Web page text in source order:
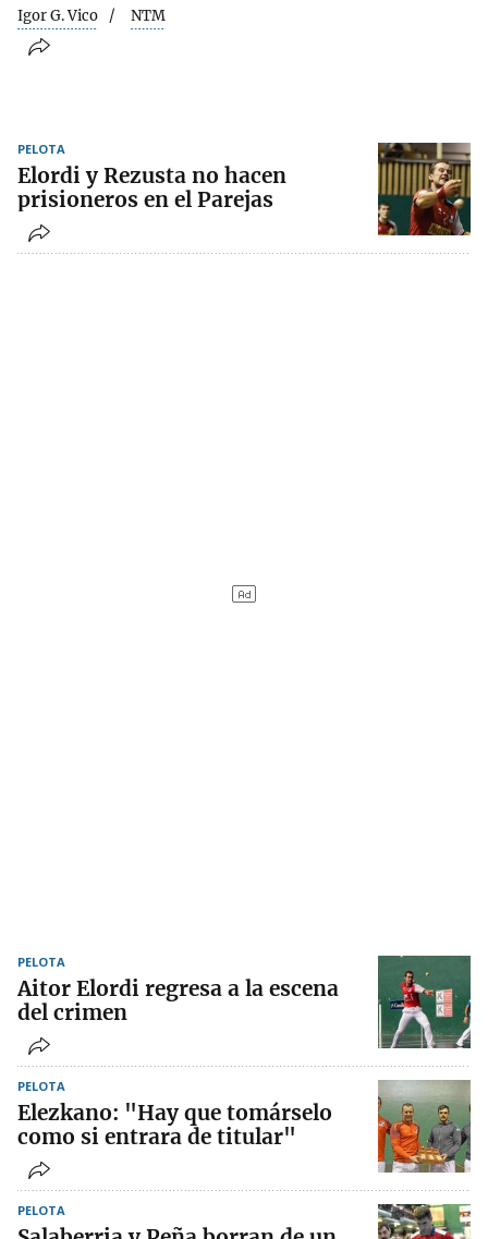
Igor G. Vico NTM
PELOTA
Elordi y Rezusta no hacen
prisioneros en el Parejas
PELOTA
Aitor Elordi regresa a la escena
del crimen
PELOTA
Elezkano: "Hay que tomárselo
como si entrara de titular"
PELOTA